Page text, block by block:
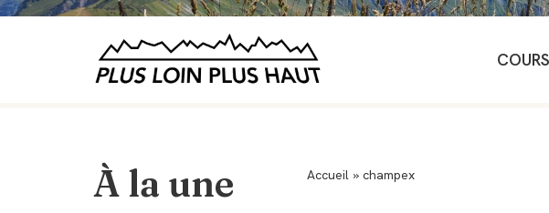
À la une Accueil » champex